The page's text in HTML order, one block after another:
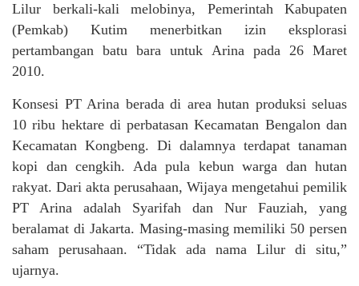
Lilur berkali-kali melobinya, Pemerintah Kabupaten
(Pemkab) Kutim menerbitkan izin eksplorasi
pertambangan batu bara untuk Arina pada 26 Maret
2010.
Konsesi PT Arina berada di area hutan produksi seluas
10 ribu hektare di perbatasan Kecamatan Bengalon dan
Kecamatan Kongbeng. Di dalamnya terdapat tanaman
kopi dan cengkih. Ada pula kebun warga dan hutan
rakyat. Dari akta perusahaan, Wijaya mengetahui pemilik
PT Arina adalah Syarifah dan Nur Fauziah, yang
beralamat di Jakarta. Masing-masing memiliki 50 persen
saham perusahaan. “Tidak ada nama Lilur di situ,”
ujarnya.